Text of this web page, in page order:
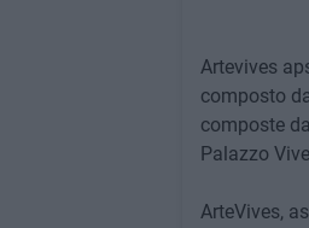
Artevives
composto
composte
Palazzo
ArteVives,